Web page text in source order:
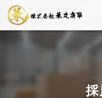
採